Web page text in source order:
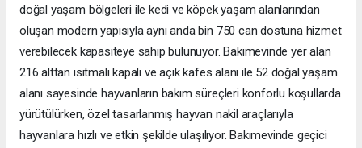
doğal yaşam bölgeleri ile kedi ve köpek yaşam alanlarından
oluşan modern yapısıyla aynı anda bin 750 can dostuna hizmet
verebilecek kapasiteye sahip bulunuyor. Bakımevinde yer alan
216 alttan ısıtmalı kapalı ve açık kafes alanı ile 52 doğal yaşam
alanı sayesinde hayvanların bakım süreçleri konforlu koşullarda
yürütülürken, özel tasarlanmış hayvan nakil araçlarıyla
hayvanlara hızlı ve etkin şekilde ulaşılıyor. Bakımevinde geçici